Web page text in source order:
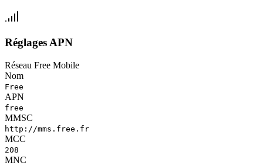
Réglages APN
Réseau Free Mobile
Nom
Free
APN
free
MMSC
http://mms.free.fr
MCC
208
MNC